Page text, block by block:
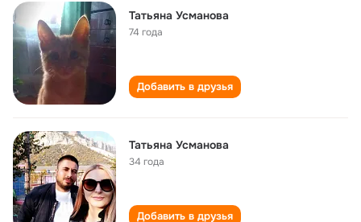
Татьяна Усманова
74 года
Добавить в друзья
Татьяна Усманова
34 года
Добавить в друзья